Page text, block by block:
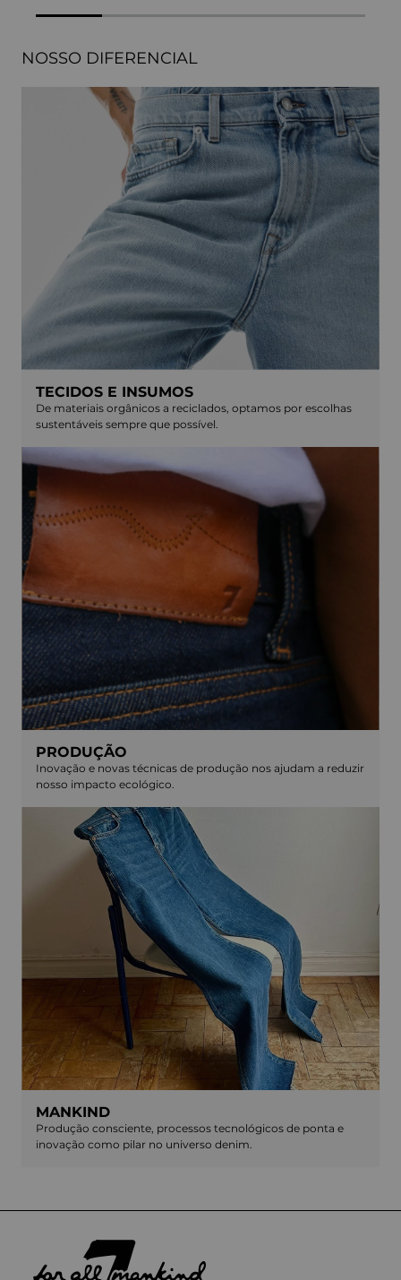
NOSSO DIFERENCIAL
TECIDOS E INSUMOS
De materiais orgânicos a reciclados, optamos por escolhas
sustentáveis sempre que possível.
PRODUÇÃO
Inovação e novas técnicas de produção nos ajudam a reduzir
nosso impacto ecológico.
MANKIND
Produção consciente, processos tecnológicos de ponta e
inovação como pilar no universo denim.